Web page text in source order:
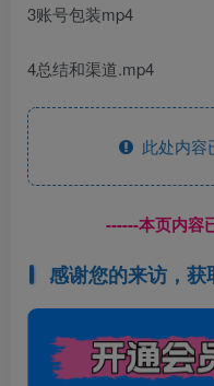
3账号包装mp4
4总结和渠道.mp4
此处内容
------本页内容
感谢您的来访，获